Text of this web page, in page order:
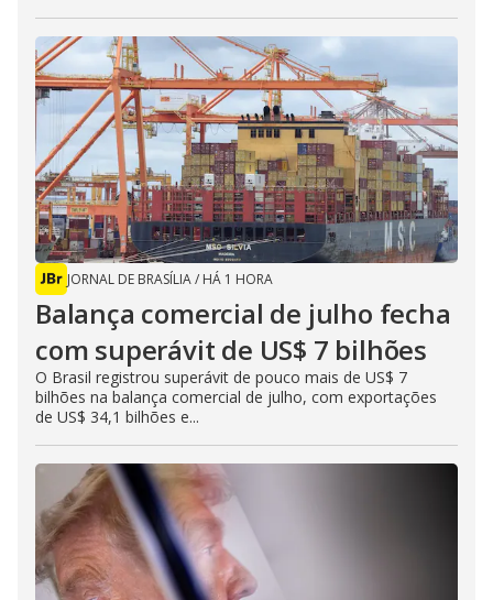
JORNAL DE BRASÍLIA/ HÁ 1 HORA
Balança comercial de julho fecha
com superávit de US$ 7 bilhões
O Brasil registrou superávit de pouco mais de US$ 7
bilhões na balança comercial de julho, com exportações
de US$ 34,1 bilhões e...